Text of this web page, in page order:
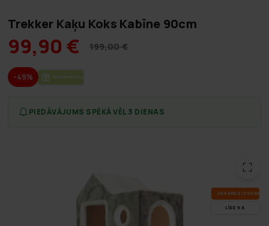
Trekker Kaķu Koks Kabīne 90cm
99,90 € 199,00 €
-49% BEZ­MAK­SAS PIE­GĀ­DE
PIEDĀVĀJUMS SPĒKĀ VĒL 3 DIENAS
VA­SA­RAS IZ­SKA­ŅA
LĪDZ 9.8.